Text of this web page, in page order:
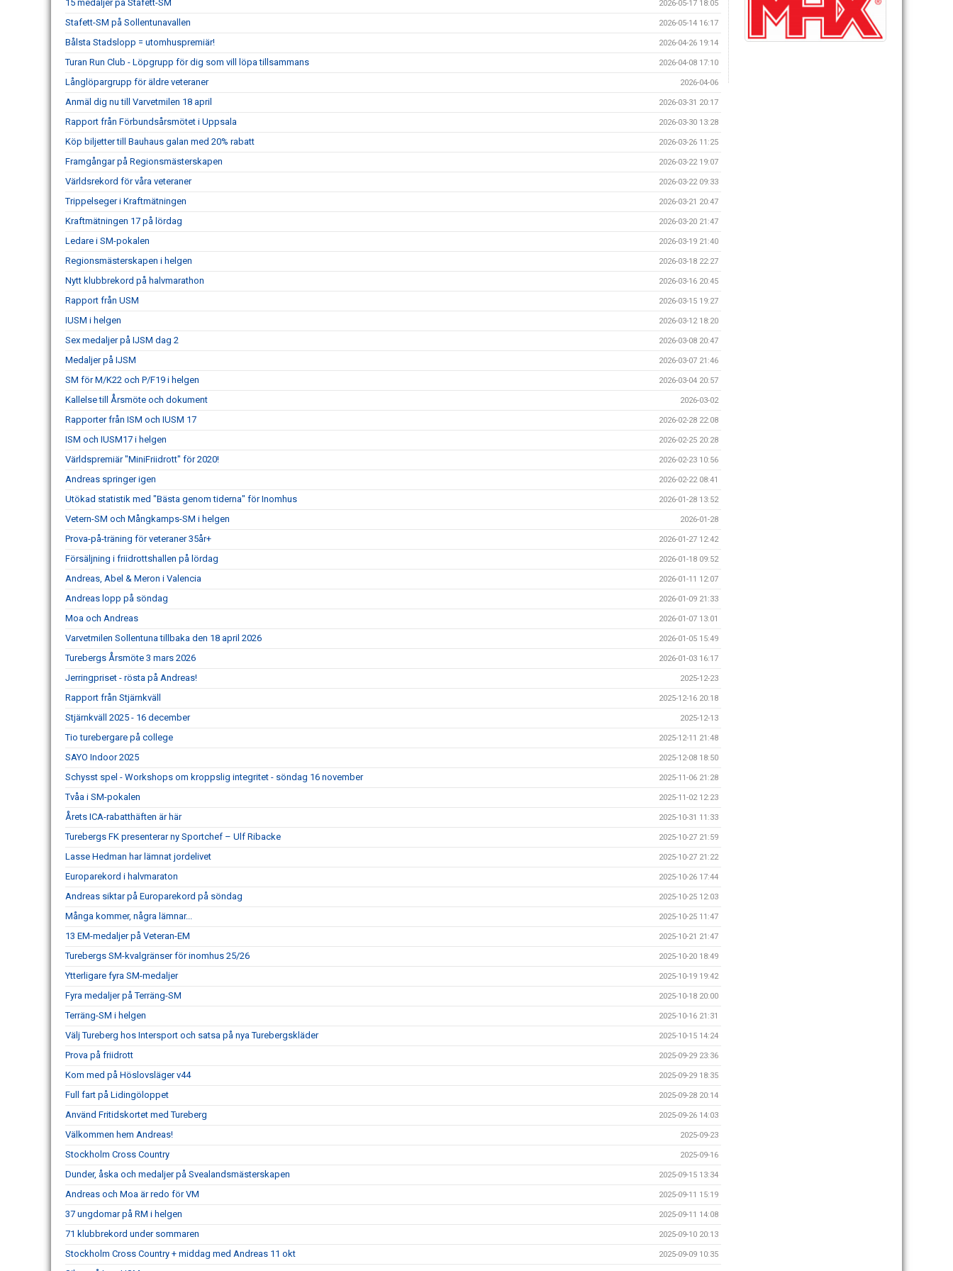
15 medaljer på Stafett-SM 2026-05-17 18:05
Stafett-SM på Sollentunavallen 2026-05-14 16:17
Bålsta Stadslopp = utomhuspremiär! 2026-04-26 19:14
Turan Run Club - Löpgrupp för dig som vill löpa tillsammans 2026-04-08 17:10
Långlöpargrupp för äldre veteraner 2026-04-06
Anmäl dig nu till Varvetmilen 18 april 2026-03-31 20:17
Rapport från Förbundsårsmötet i Uppsala 2026-03-30 13:28
Köp biljetter till Bauhaus galan med 20% rabatt 2026-03-26 11:25
Framgångar på Regionsmästerskapen 2026-03-22 19:07
Världsrekord för våra veteraner 2026-03-22 09:33
Trippelseger i Kraftmätningen 2026-03-21 20:47
Kraftmätningen 17 på lördag 2026-03-20 21:47
Ledare i SM-pokalen 2026-03-19 21:40
Regionsmästerskapen i helgen 2026-03-18 22:27
Nytt klubbrekord på halvmarathon 2026-03-16 20:45
Rapport från USM 2026-03-15 19:27
IUSM i helgen 2026-03-12 18:20
Sex medaljer på IJSM dag 2 2026-03-08 20:47
Medaljer på IJSM 2026-03-07 21:46
SM för M/K22 och P/F19 i helgen 2026-03-04 20:57
Kallelse till Årsmöte och dokument 2026-03-02
Rapporter från ISM och IUSM 17 2026-02-28 22:08
ISM och IUSM17 i helgen 2026-02-25 20:28
Världspremiär "MiniFriidrott" för 2020! 2026-02-23 10:56
Andreas springer igen 2026-02-22 08:41
Utökad statistik med "Bästa genom tiderna" för Inomhus 2026-01-28 13:52
Vetern-SM och Mångkamps-SM i helgen 2026-01-28
Prova-på-träning för veteraner 35år+ 2026-01-27 12:42
Försäljning i friidrottshallen på lördag 2026-01-18 09:52
Andreas, Abel & Meron i Valencia 2026-01-11 12:07
Andreas lopp på söndag 2026-01-09 21:33
Moa och Andreas 2026-01-07 13:01
Varvetmilen Sollentuna tillbaka den 18 april 2026 2026-01-05 15:49
Turebergs Årsmöte 3 mars 2026 2026-01-03 16:17
Jerringpriset - rösta på Andreas! 2025-12-23
Rapport från Stjärnkväll 2025-12-16 20:18
Stjärnkväll 2025 - 16 december 2025-12-13
Tio turebergare på college 2025-12-11 21:48
SAYO Indoor 2025 2025-12-08 18:50
Schysst spel - Workshops om kroppslig integritet - söndag 16 november 2025-11-06 21:28
Tvåa i SM-pokalen 2025-11-02 12:23
Årets ICA-rabatthäften är här 2025-10-31 11:33
Turebergs FK presenterar ny Sportchef – Ulf Ribacke 2025-10-27 21:59
Lasse Hedman har lämnat jordelivet 2025-10-27 21:22
Europarekord i halvmaraton 2025-10-26 17:44
Andreas siktar på Europarekord på söndag 2025-10-25 12:03
Många kommer, några lämnar... 2025-10-25 11:47
13 EM-medaljer på Veteran-EM 2025-10-21 21:47
Turebergs SM-kvalgränser för inomhus 25/26 2025-10-20 18:49
Ytterligare fyra SM-medaljer 2025-10-19 19:42
Fyra medaljer på Terräng-SM 2025-10-18 20:00
Terräng-SM i helgen 2025-10-16 21:31
Välj Tureberg hos Intersport och satsa på nya Turebergskläder 2025-10-15 14:24
Prova på friidrott 2025-09-29 23:36
Kom med på Höslovsläger v44 2025-09-29 18:35
Full fart på Lidingöloppet 2025-09-28 20:14
Använd Fritidskortet med Tureberg 2025-09-26 14:03
Välkommen hem Andreas! 2025-09-23
Stockholm Cross Country 2025-09-16
Dunder, åska och medaljer på Svealandsmästerskapen 2025-09-15 13:34
Andreas och Moa är redo för VM 2025-09-11 15:19
37 ungdomar på RM i helgen 2025-09-11 14:08
71 klubbrekord under sommaren 2025-09-10 20:13
Stockholm Cross Country + middag med Andreas 11 okt 2025-09-09 10:35